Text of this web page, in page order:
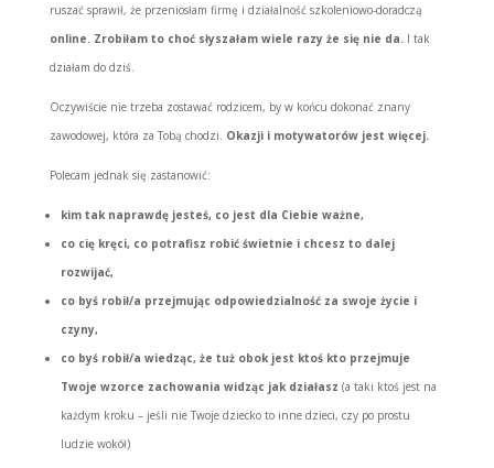
ruszać sprawił, że przeniosłam firmę i działalność szkoleniowo-doradczą
online. Zrobiłam to choć słyszałam wiele razy że się nie da. I tak
działam do dziś.
Oczywiście nie trzeba zostawać rodzicem, by w końcu dokonać znany
zawodowej, która za Tobą chodzi. Okazji i motywatorów jest więcej.
Polecam jednak się zastanowić:
kim tak naprawdę jesteś, co jest dla Ciebie ważne,
co cię kręci, co potrafisz robić świetnie i chcesz to dalej
rozwijać,
co byś robił/a przejmując odpowiedzialność za swoje życie i
czyny,
co byś robił/a wiedząc, że tuż obok jest ktoś kto przejmuje
Twoje wzorce zachowania widząc jak działasz (a taki ktoś jest na
każdym kroku – jeśli nie Twoje dziecko to inne dzieci, czy po prostu
ludzie wokół)